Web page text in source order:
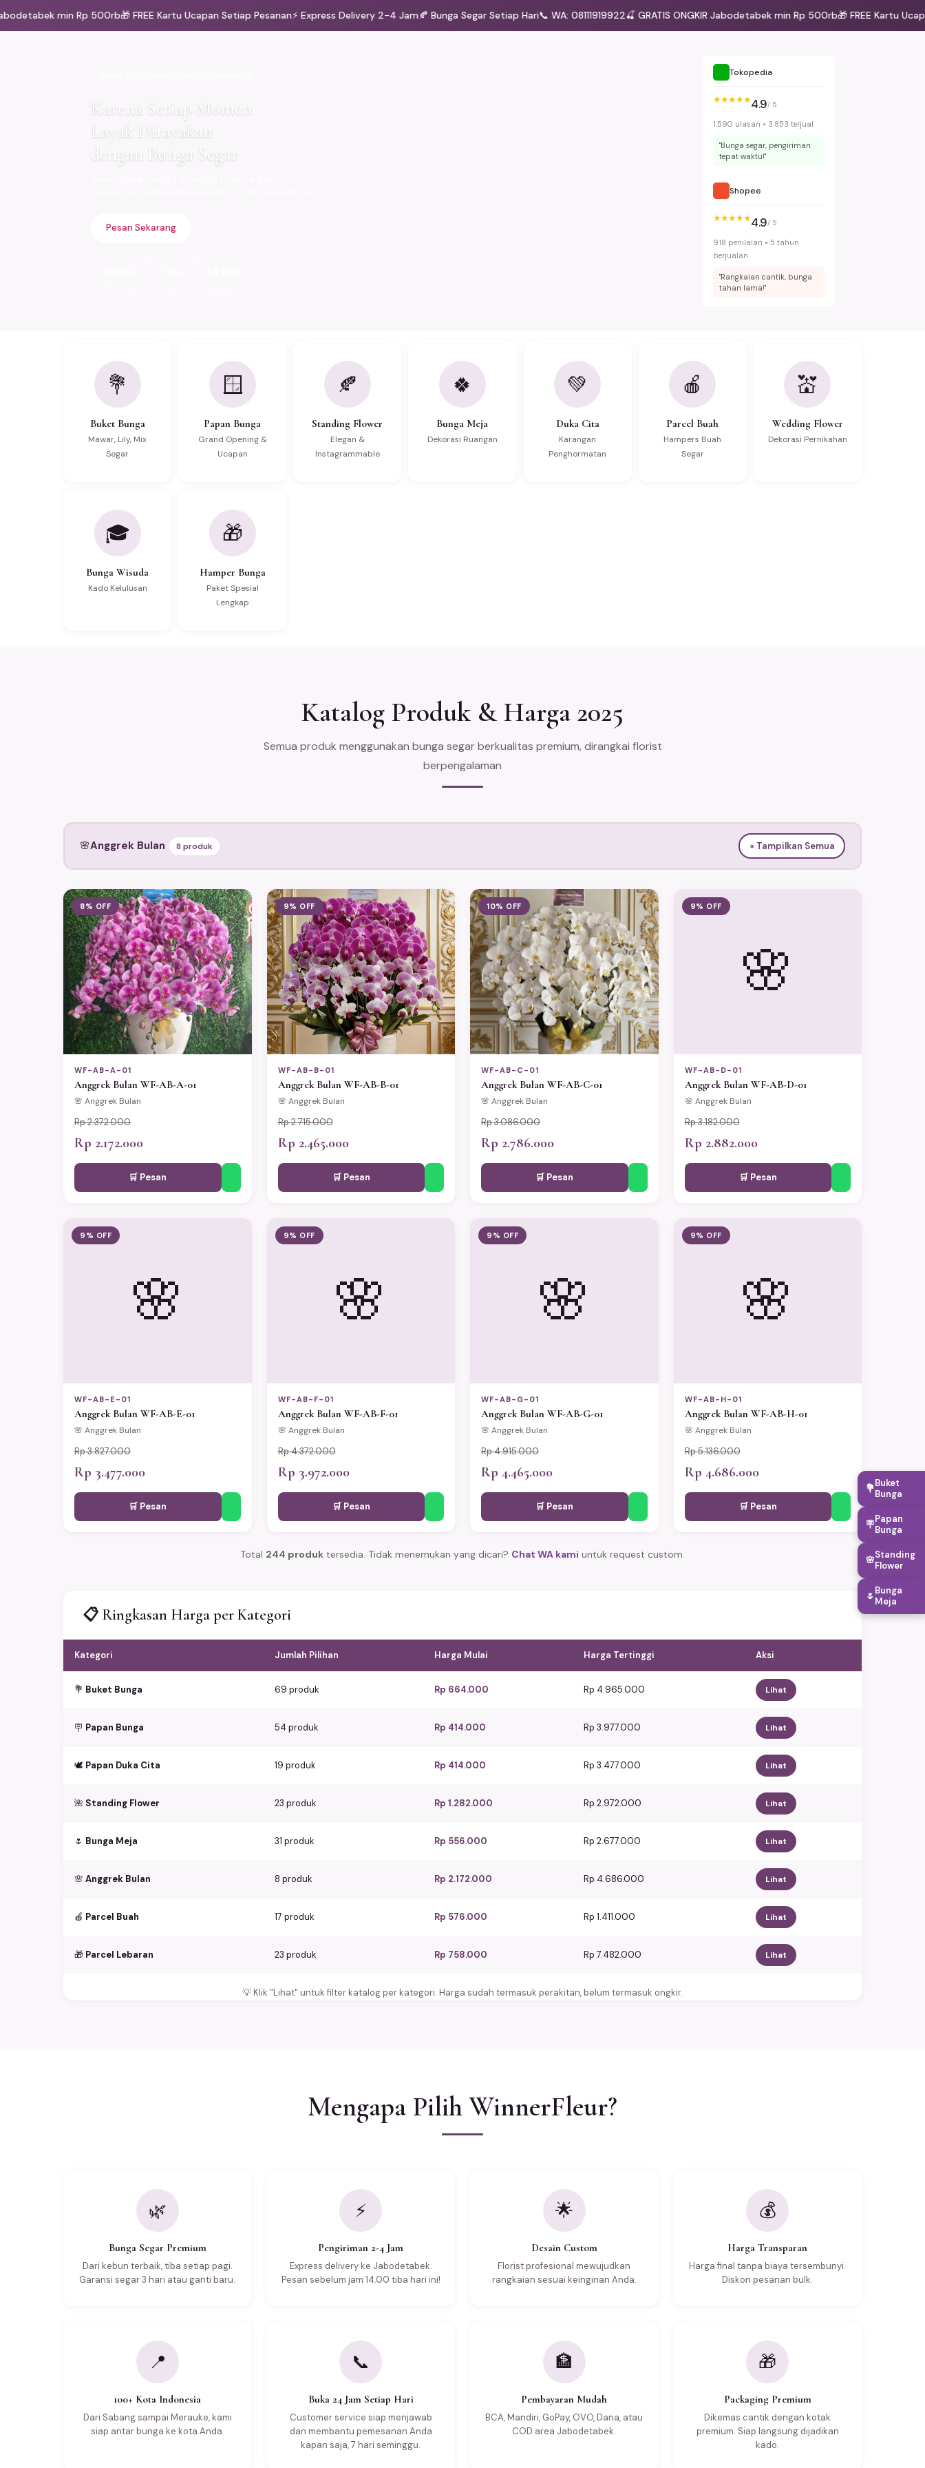
min Rp 500rb🎁 FREE Kartu Ucapan Setiap Pesanan⚡ Express Delivery 2-4 Jam🍂 Bunga Segar Setiap Hari📞 WA: 08111919922🍒 GRATIS ONGKIR Jabodetabek min Rp 500rb🎁 FREE Kartu
Karena Setiap Momen
Layak Dirayakan
dengan Bunga Segar
Pesan Sekarang
Tokopedia
★★★★★4.9/ 5
1.590 ulasan • 3.853 terjual
"Bunga segar, pengiriman
tepat waktu!"
Shopee
★★★★★4.9/ 5
918 penilaian • 5 tahun
berjualan
"Rangkaian cantik, bunga
tahan lama!"
💐
Buket Bunga
Mawar, Lily, Mix
Segar
🪟
Papan Bunga
Grand Opening &
Ucapan
🍂
Standing Flower
Elegan &
Instagrammable
🍀
Bunga Meja
Dekorasi Ruangan
💚
Duka Cita
Karangan
Penghormatan
🍎
Parcel Buah
Hampers Buah
Segar
💒
Wedding Flower
Dekorasi Pernikahan
🎓
Bunga Wisuda
Kado Kelulusan
🎁
Hamper Bunga
Paket Spesial
Lengkap
Katalog Produk & Harga 2025
Semua produk menggunakan bunga segar berkualitas premium, dirangkai florist
berpengalaman
🌸Anggrek Bulan 8 produk × Tampilkan Semua
8% OFF
WF-AB-A-01
Anggrek Bulan WF-AB-A-01
🌸 Anggrek Bulan
Rp 2.372.000
Rp 2.172.000
🛒 Pesan
9% OFF
WF-AB-B-01
Anggrek Bulan WF-AB-B-01
🌸 Anggrek Bulan
Rp 2.715.000
Rp 2.465.000
🛒 Pesan
10% OFF
WF-AB-C-01
Anggrek Bulan WF-AB-C-01
🌸 Anggrek Bulan
Rp 3.086.000
Rp 2.786.000
🛒 Pesan
9% OFF
🌸
WF-AB-D-01
Anggrek Bulan WF-AB-D-01
🌸 Anggrek Bulan
Rp 3.182.000
Rp 2.882.000
🛒 Pesan
9% OFF
🌸
WF-AB-E-01
Anggrek Bulan WF-AB-E-01
🌸 Anggrek Bulan
Rp 3.827.000
Rp 3.477.000
🛒 Pesan
9% OFF
🌸
WF-AB-F-01
Anggrek Bulan WF-AB-F-01
🌸 Anggrek Bulan
Rp 4.372.000
Rp 3.972.000
🛒 Pesan
9% OFF
🌸
WF-AB-G-01
Anggrek Bulan WF-AB-G-01
🌸 Anggrek Bulan
Rp 4.915.000
Rp 4.465.000
🛒 Pesan
9% OFF
🌸
WF-AB-H-01
Anggrek Bulan WF-AB-H-01
🌸 Anggrek Bulan
Rp 5.136.000
Rp 4.686.000
🛒 Pesan
Total 244 produk tersedia. Tidak menemukan yang dicari? Chat WA kami untuk request custom.
📋 Ringkasan Harga per Kategori
Kategori Jumlah Pilihan Harga Mulai Harga Tertinggi Aksi
💐 Buket Bunga 69 produk Rp 664.000 Rp 4.965.000 Lihat
🪧 Papan Bunga 54 produk Rp 414.000 Rp 3.977.000 Lihat
🕊️ Papan Duka Cita 19 produk Rp 414.000 Rp 3.477.000 Lihat
🌺 Standing Flower 23 produk Rp 1.282.000 Rp 2.972.000 Lihat
🌷 Bunga Meja 31 produk Rp 556.000 Rp 2.677.000 Lihat
🌸 Anggrek Bulan 8 produk Rp 2.172.000 Rp 4.686.000 Lihat
🍎 Parcel Buah 17 produk Rp 576.000 Rp 1.411.000 Lihat
🎁 Parcel Lebaran 23 produk Rp 758.000 Rp 7.482.000 Lihat
💡 Klik "Lihat" untuk filter katalog per kategori. Harga sudah termasuk perakitan, belum termasuk ongkir.
Mengapa Pilih WinnerFleur?
🌿
Bunga Segar Premium
Dari kebun terbaik, tiba setiap pagi.
Garansi segar 3 hari atau ganti baru.
⚡
Pengiriman 2-4 Jam
Express delivery ke Jabodetabek.
Pesan sebelum jam 14.00 tiba hari ini!
🌟
Desain Custom
Florist profesional mewujudkan
rangkaian sesuai keinginan Anda.
💰
Harga Transparan
Harga final tanpa biaya tersembunyi.
Diskon pesanan bulk.
📍
100+ Kota Indonesia
Dari Sabang sampai Merauke, kami
siap antar bunga ke kota Anda.
📞
Buka 24 Jam Setiap Hari
Customer service siap menjawab
dan membantu pemesanan Anda
kapan saja, 7 hari seminggu.
🏦
Pembayaran Mudah
BCA, Mandiri, GoPay, OVO, Dana, atau
COD area Jabodetabek.
🎁
Packaging Premium
Dikemas cantik dengan kotak
premium. Siap langsung dijadikan
kado.
💐Buket
Bunga
🪧Papan
Bunga
🌸Standing
Flower
🌷Bunga
Meja